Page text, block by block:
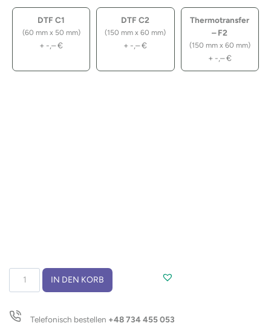
DTF C1
(60 mm x 50 mm)
+ -,–€
DTF C2
(150 mm x 60 mm)
+ -,–€
Thermotransfer
– F2
(150 mm x 60 mm)
+ -,–€
IN DEN KORB
Telefonisch bestellen +48 734 455 053